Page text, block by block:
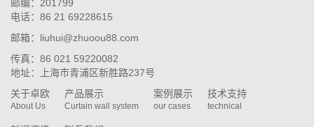
邮编：201799
电话：86 21 69228615
邮箱：liuhui@zhuoou88.com
传真：86 021 59220082
地址：上海市青浦区新胜路237号
关于卓欧
About Us
产品展示
Curtain wall system
案例展示
our cases
技术支持
technical